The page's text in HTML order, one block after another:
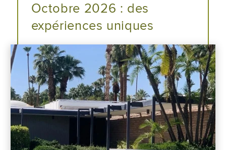
Octobre 2026 : des
expériences uniques